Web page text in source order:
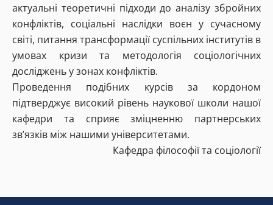
актуальні теоретичні підходи до аналізу збройних
конфліктів, соціальні наслідки воєн у сучасному
світі, питання трансформації суспільних інститутів в
умовах кризи та методологія соціологічних
досліджень у зонах конфліктів.
Проведення подібних курсів за кордоном
підтверджує високий рівень наукової школи нашої
кафедри та сприяє зміцненню партнерських
зв’язків між нашими університетами.
Кафедра філософії та соціології